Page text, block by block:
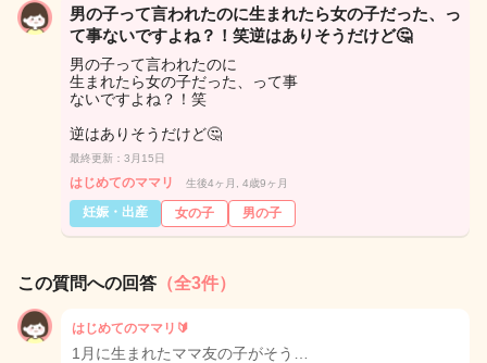
男の子って言われたのに生まれたら女の子だった、っ
て事ないですよね？！笑逆はありそうだけど🤔
男の子って言われたのに
生まれたら女の子だった、って事
ないですよね？！笑
逆はありそうだけど🤔
最終更新：3月15日
はじめてのママリ 生後4ヶ月, 4歳9ヶ月
妊娠・出産 女の子 男の子
この質問への回答 （全3件）
はじめてのママリ🔰
1月に生まれたママ友の子がそう…